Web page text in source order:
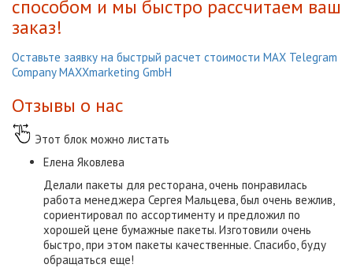
способом и мы быстро рассчитаем ваш
заказ!
Оставьте заявку на быстрый расчет стоимости МАХ Telegram
Company MAXXmarketing GmbH
Отзывы о нас
Этот блок можно листать
Елена Яковлева
Делали пакеты для ресторана, очень понравилась
работа менеджера Сергея Мальцева, был очень вежлив,
сориентировал по ассортименту и предложил по
хорошей цене бумажные пакеты. Изготовили очень
быстро, при этом пакеты качественные. Спасибо, буду
обращаться еще!